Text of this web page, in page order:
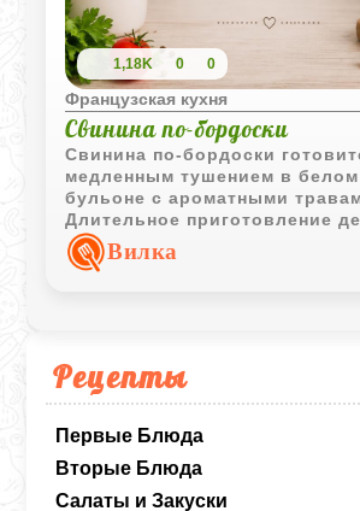
Рецепты
Первые Блюда
Вторые Блюда
Салаты и Закуски
1,18K 0 0
Французская кухня
Свинина по-бордоски
Свинина по-бордоски
медленным тушением в белом
бульоне с ароматными
Длительное приготовление
мягким и сочным, а уваренный
приобретает насыщенный
Вилка